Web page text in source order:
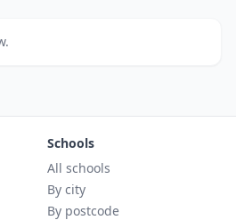
Schools
All schools
By city
By postcode